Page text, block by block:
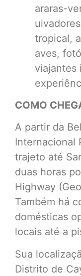
araras-
tropical,
aves,
viajantes
COMO
A partir da
Internacional
trajeto até
duas horas
Highway
Também há
domésticas
locais até a
Sua
Distrito de